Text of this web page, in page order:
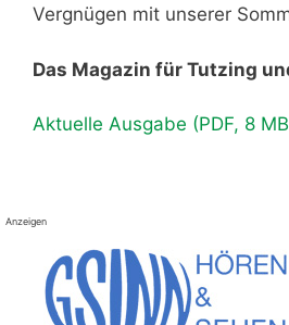
Vergnügen mit unserer
Das Magazin für Tutzing
Aktuelle Ausgabe (PDF, 8
Anzeigen